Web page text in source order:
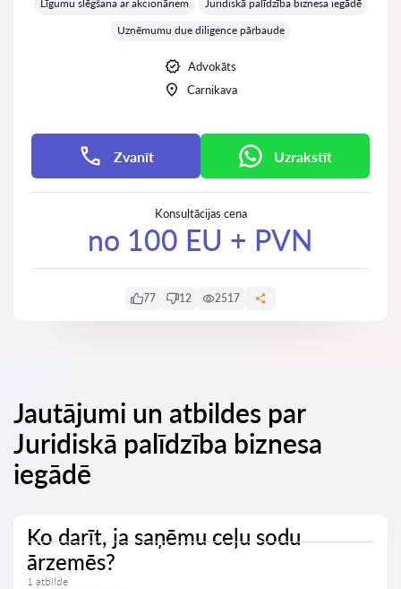
Līgumu slēgšana ar akcionāriem
Juridiskā palīdzība biznesa iegādē
Uzņēmumu due diligence pārbaude
Advokāts
Carnikava
Zvanīt Uzrakstīt
Konsultācijas cena
no 100 EU + PVN
77 12 2517
Jautājumi un atbildes par
Juridiskā palīdzība biznesa
iegādē
Ko darīt, ja saņēmu ceļu sodu
ārzemēs?
1 atbilde